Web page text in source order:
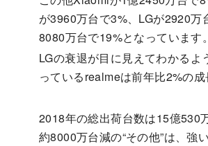
が3960万台で3%、LGが2920
8080万台で19%となっています。
LGの衰退が目に見えてわかる
っているrealmeは前年比2%の
2018年の総出荷台数は15億530
約8000万台減の“その他”は、強